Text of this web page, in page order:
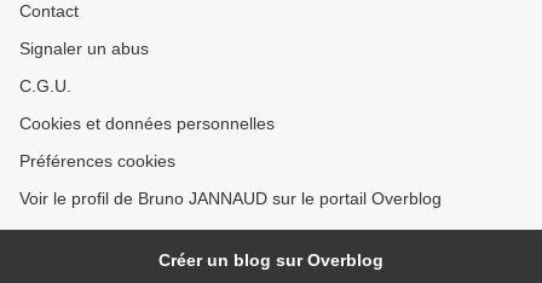
Contact
Signaler un abus
C.G.U.
Cookies et données personnelles
Préférences cookies
Voir le profil de Bruno JANNAUD sur le portail Overblog
Créer un blog sur Overblog